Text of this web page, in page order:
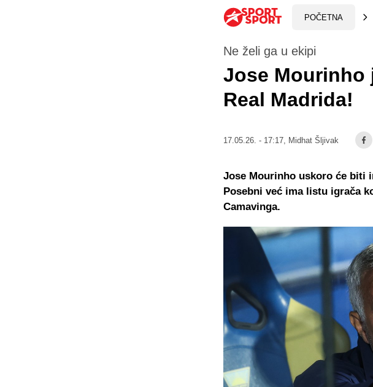
POČETNA
Ne želi ga u ekipi
Jose Mourinho
Real Madrida!
17.05.26. - 17:17, Midhat Šljivak
Jose Mourinho uskoro će biti
Posebni već ima listu igrača
Camavinga.